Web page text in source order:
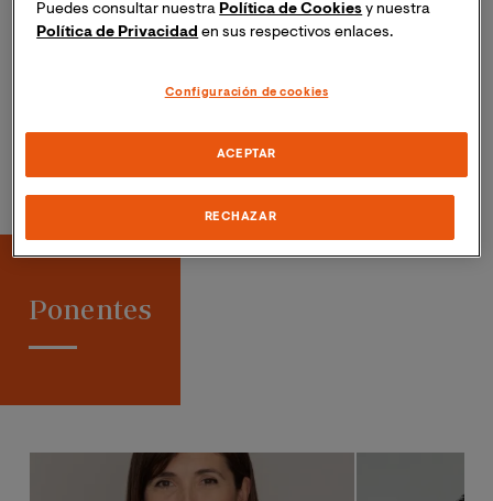
A través de las experiencias de nuestros ponentes,
conoceremos como han aplicado estas prácticas en
del bienestar de las personas.
Ponentes
Puedes consultar nuestra Política de Cookies y nuestra
Política de Privacidad en sus respectivos enlaces.
Configuración de cookies
RECHAZAR
ACEPTAR